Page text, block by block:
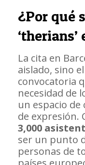
¿Por qué
La cita en
aislado, sino
convocatoria
necesidad de
un espacio
de expresión.
3,000
ser un punto
personas de